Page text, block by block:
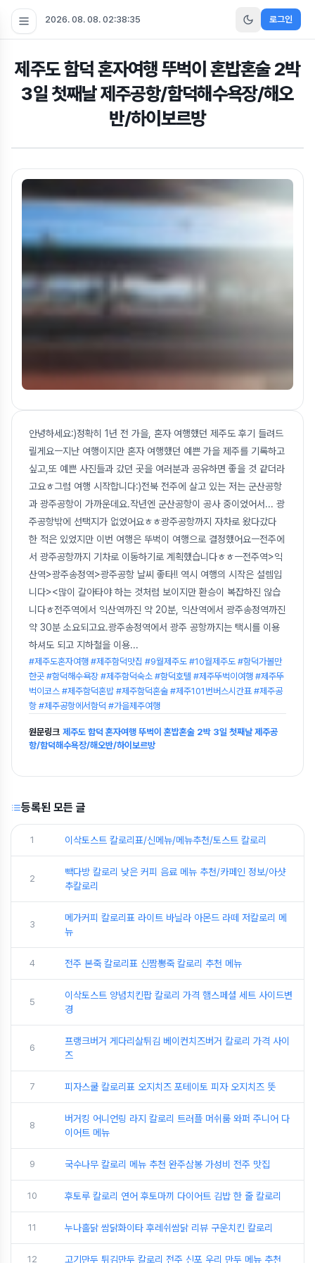
2026. 08. 08. 02:38:35 로그인
제주도 함덕 혼자여행 뚜벅이 혼밥혼술 2박
3일 첫째날 제주공항/함덕해수욕장/해오
반/하이보르방
안녕하세요:)정확히 1년 전 가을, 혼자 여행했던 제주도 후기 들려드
릴게요ㅡ지난 여행이지만 혼자 여행했던 예쁜 가을 제주를 기록하고
싶고,또 예쁜 사진들과 갔던 곳을 여러분과 공유하면 좋을 것 같더라
고요ㅎ그럼 여행 시작합니다:)전북 전주에 살고 있는 저는 군산공항
과 광주공항이 가까운데요.작년엔 군산공항이 공사 중이었어서... 광
주공항밖에 선택지가 없었어요ㅎㅎ광주공항까지 자차로 왔다갔다
한 적은 있었지만 이번 여행은 뚜벅이 여행으로 결정했어요ㅡ전주에
서 광주공항까지 기차로 이동하기로 계획했습니다ㅎㅎㅡ전주역>익
산역>광주송정역>광주공항 날씨 좋타!! 역시 여행의 시작은 설렘입
니다><많이 갈아타야 하는 것처럼 보이지만 환승이 복잡하진 않습
니다ㅎ전주역에서 익산역까진 약 20분, 익산역에서 광주송정역까진
약 30분 소요되고요.광주송정역에서 광주 공항까지는 택시를 이용
하셔도 되고 지하철을 이용...
#제주도혼자여행 #제주함덕맛집 #9월제주도 #10월제주도 #함덕가볼만
한곳 #함덕해수욕장 #제주함덕숙소 #함덕호텔 #제주뚜벅이여행 #제주뚜
벅이코스 #제주함덕혼밥 #제주함덕혼술 #제주101번버스시간표 #제주공
항 #제주공항에서함덕 #가을제주여행
원문링크 제주도 함덕 혼자여행 뚜벅이 혼밥혼술 2박 3일 첫째날 제주공
항/함덕해수욕장/해오반/하이보르방
등록된 모든 글
1 이삭토스트 칼로리표/신메뉴/메뉴추천/토스트 칼로리
2
빽다방 칼로리 낮은 커피 음료 메뉴 추천/카페인 정보/아샷
추칼로리
3
메가커피 칼로리표 라이트 바닐라 아몬드 라떼 저칼로리 메
뉴
4 전주 본죽 칼로리표 신짬뽕죽 칼로리 추천 메뉴
5
이삭토스트 양념치킨팝 칼로리 가격 햄스페셜 세트 사이드변
경
6
프랭크버거 게다리살튀김 베이컨치즈버거 칼로리 가격 사이
즈
7 피자스쿨 칼로리표 오지치즈 포테이토 피자 오지치즈 뜻
8
버거킹 어니언링 라지 칼로리 트러플 머쉬룸 와퍼 주니어 다
이어트 메뉴
9 국수나무 칼로리 메뉴 추천 완주삼봉 가성비 전주 맛집
10 후토루 칼로리 연어 후토마끼 다이어트 김밥 한 줄 칼로리
11 누나홀닭 쌈닭화이타 후레쉬쌈닭 리뷰 구운치킨 칼로리
12 고기만두 튀김만두 칼로리 전주 신포 우리 만두 메뉴 추천